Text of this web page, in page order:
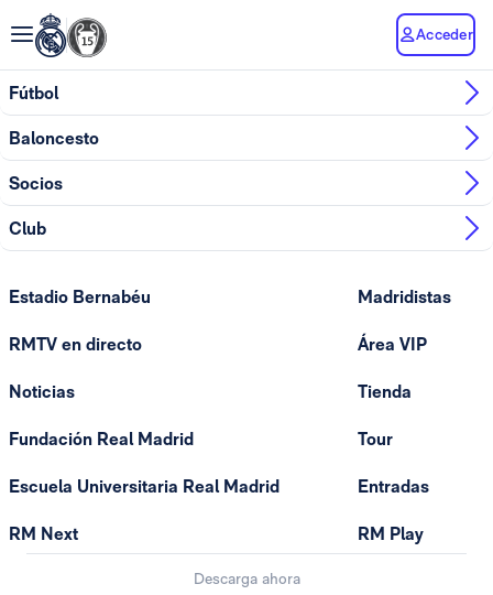
Acceder
Fútbol
Baloncesto
Socios
Club
Estadio Bernabéu
RMTV en directo
Noticias
Fundación Real Madrid
Escuela Universitaria Real Madrid
RM Next
Madridistas
Área VIP
Tienda
Tour
Entradas
RM Play
Descarga ahora